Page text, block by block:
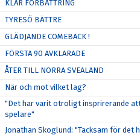
KLAR FÖRBÄTTRING
TYRESÖ BÄTTRE
GLÄDJANDE COMEBACK !
FÖRSTA 90 AVKLARADE
ÅTER TILL NORRA SVEALAND
När och mot vilket lag?
"Det har varit otroligt insprirerande
spelare"
Jonathan Skoglund: "Tacksam för det